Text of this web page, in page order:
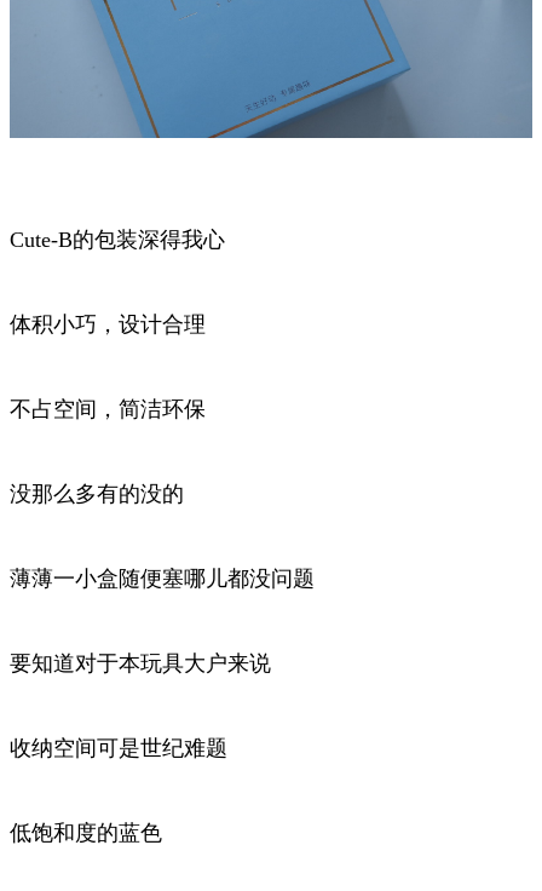
Cute-B的包装深得我心
体积小巧，设计合理
不占空间，简洁环保
没那么多有的没的
薄薄一小盒随便塞哪儿都没问题
要知道对于本玩具大户来说
收纳空间可是世纪难题
低饱和度的蓝色